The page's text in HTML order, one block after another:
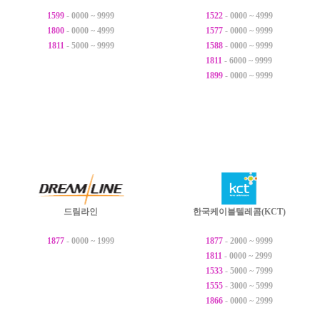
1599 - 0000 ~ 9999
1800 - 0000 ~ 4999
1811- 5000 ~ 9999
1522- 0000 ~ 4999
1577- 0000 ~ 9999
1588- 0000 ~ 9999
1811 - 6000 ~ 9999
1899- 0000 ~ 9999
드림라인
1877 - 0000 ~ 1999
한국케이블텔레콤(KCT)
1877- 2000 ~ 9999
1811 - 0000 ~ 2999
1533- 5000 ~ 7999
1555- 3000 ~ 5999
1866- 0000 ~ 2999